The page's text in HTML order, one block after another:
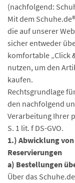
(nachfolgend:
Mit dem
die auf unserer
sicher entweder
komfortable „Click
nutzen, um den
kaufen.
Rechtsgrundlage
den nachfolgend
Verarbeitung Ihrer
S. 1 lit. f DS-GVO.
1.) Abwicklung
Reservierungen
a) Bestellungen
Über das